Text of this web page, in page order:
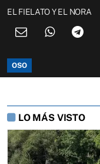
EL FIELATO Y EL NORA
OSO
LO MÁS VISTO